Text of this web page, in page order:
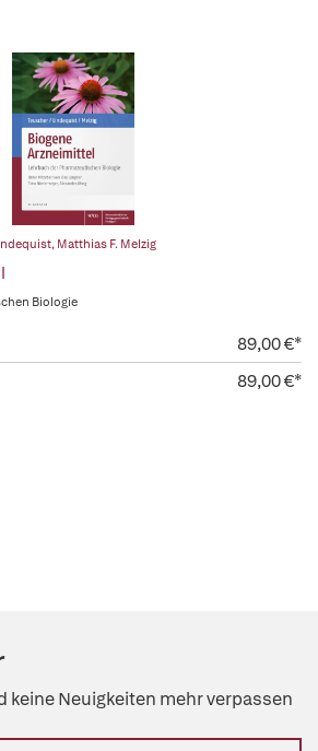
, Matthias F. Melzig
Biologie
89,00 €*
89,00 €*
keine Neuigkeiten mehr verpassen